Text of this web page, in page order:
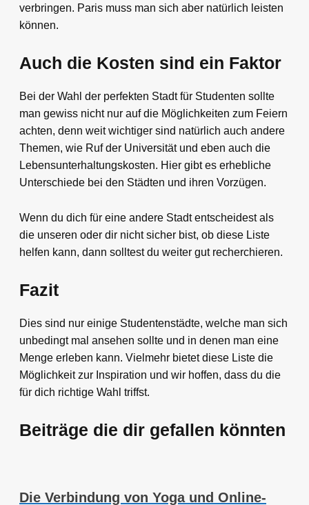
verbringen. Paris muss man sich aber natürlich leisten
können.
Auch die Kosten sind ein Faktor
Bei der Wahl der perfekten Stadt für Studenten sollte
man gewiss nicht nur auf die Möglichkeiten zum Feiern
achten, denn weit wichtiger sind natürlich auch andere
Themen, wie Ruf der Universität und eben auch die
Lebensunterhaltungskosten. Hier gibt es erhebliche
Unterschiede bei den Städten und ihren Vorzügen.
Wenn du dich für eine andere Stadt entscheidest als
die unseren oder dir nicht sicher bist, ob diese Liste
helfen kann, dann solltest du weiter gut recherchieren.
Fazit
Dies sind nur einige Studentenstädte, welche man sich
unbedingt mal ansehen sollte und in denen man eine
Menge erleben kann. Vielmehr bietet diese Liste die
Möglichkeit zur Inspiration und wir hoffen, dass du die
für dich richtige Wahl triffst.
Beiträge die dir gefallen könnten
Die Verbindung von Yoga und Online-